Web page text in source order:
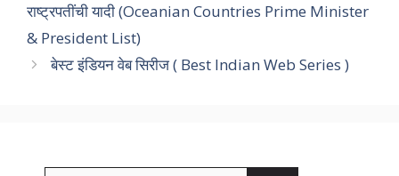
राष्ट्रपतींची यादी (Oceanian Countries Prime Minister
& President List)
बेस्ट इंडियन वेब सिरीज ( Best Indian Web Series )